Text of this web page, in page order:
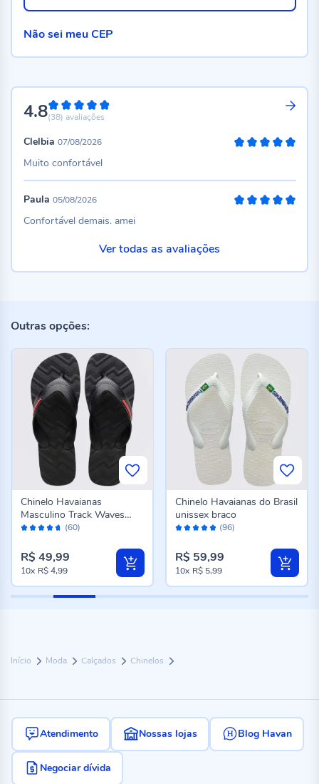
Início Moda Calçados Chinelos
4.896%
(38) avaliações
Clelbia 07/08/2026
Muito confortável
Paula 05/08/2026
Confortável demais. amei
Ver todas as avaliações
Não sei meu CEP
Outras opções:
Avaliação: (60)
Chinelo Havaianas
Masculino Track Waves
Preto
R$ 49,99
10x R$ 4,99
Avaliação: (96)
Chinelo Havaianas do Brasil
unissex braco
R$ 59,99
10x R$ 5,99
Atendimento Nossas lojas Blog Havan
Negociar dívida